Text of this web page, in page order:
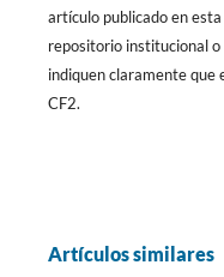
artículo publicado en
repositorio institucional
indiquen claramente que
CF2.
Artículos similares